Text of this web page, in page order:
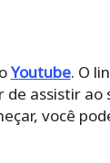
Youtube. O
assistir ao
você